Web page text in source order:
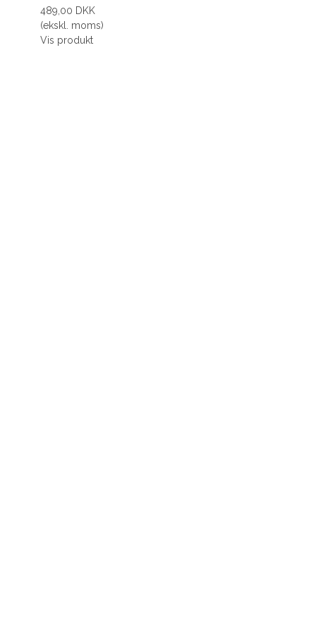
489,00 DKK
(ekskl. moms)
Vis produkt